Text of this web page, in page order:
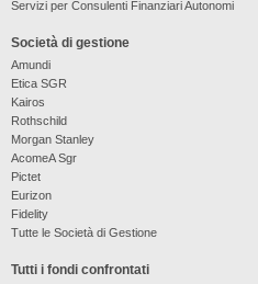
Servizi per Consulenti Finanziari Autonomi
Società di gestione
Amundi
Etica SGR
Kairos
Rothschild
Morgan Stanley
AcomeA Sgr
Pictet
Eurizon
Fidelity
Tutte le Società di Gestione
Tutti i fondi confrontati